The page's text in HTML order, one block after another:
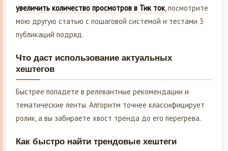
увеличить количество просмотров в Тик ток, посмотрите
мою другую статью с пошаговой системой и тестами 3
публикаций подряд.
Что даст использование актуальных
хештегов
Быстрее попадете в релевантные рекомендации и
тематические ленты. Алгоритм точнее классифицирует
ролик, а вы забираете хвост тренда до его перегрева.
Как быстро найти трендовые хештеги